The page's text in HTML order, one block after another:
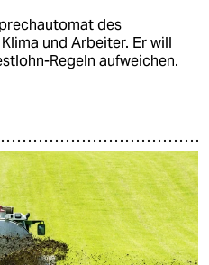
des
und Arbeiter. Er will
Regeln aufweichen.